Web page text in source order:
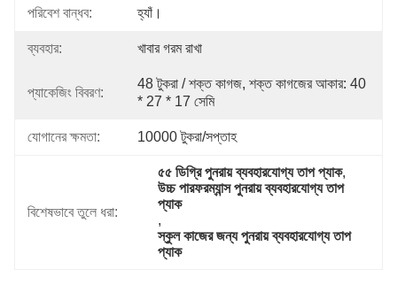
পরিবেশ বান্ধব: হ্যাঁ।
ব্যবহার: খাবার গরম রাখা
প্যাকেজিং বিবরণ:
48 টুকরা / শক্ত কাগজ, শক্ত কাগজের আকার: 40
* 27 * 17 সেমি
যোগানের ক্ষমতা: 10000 টুকরা/সপ্তাহ
বিশেষভাবে তুলে ধরা:
৫৫ ডিগ্রি পুনরায় ব্যবহারযোগ্য তাপ প্যাক,
উচ্চ পারফরম্যান্স পুনরায় ব্যবহারযোগ্য তাপ
প্যাক
,
স্কুল কাজের জন্য পুনরায় ব্যবহারযোগ্য তাপ
প্যাক